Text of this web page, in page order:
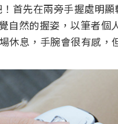
首先在兩旁手握處明
自然的握姿，以筆者
休息，手腕會很有感